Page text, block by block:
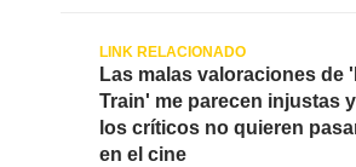
Las malas valoraciones de
Train' me parecen injustas
los críticos no quieren
en el cine